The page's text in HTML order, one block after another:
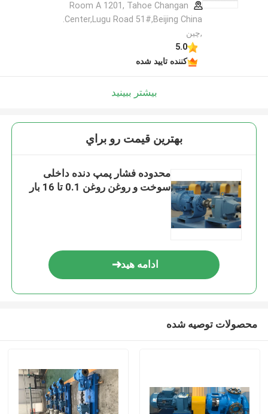
Room A 1201, Tahoe Changan
Center,Lugu Road 51#,Beijing China.
,چین
5.0
کننده تایید شده
بیشتر ببینید
بهترين قيمت رو براي
محدوده فشار پمپ دنده داخلی
سوخت و روغن روغن 0.1 تا 16 بار
ادامه هید
محصولات توصیه شده